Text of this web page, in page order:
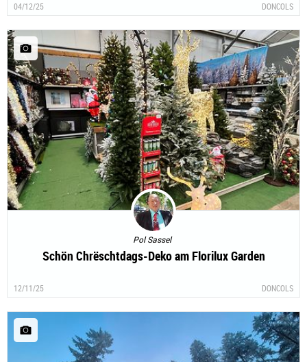
04/12/25 DONCOLS
Pol Sassel
Schön Chrëschtdags-Deko am Florilux Garden
12/11/25 DONCOLS